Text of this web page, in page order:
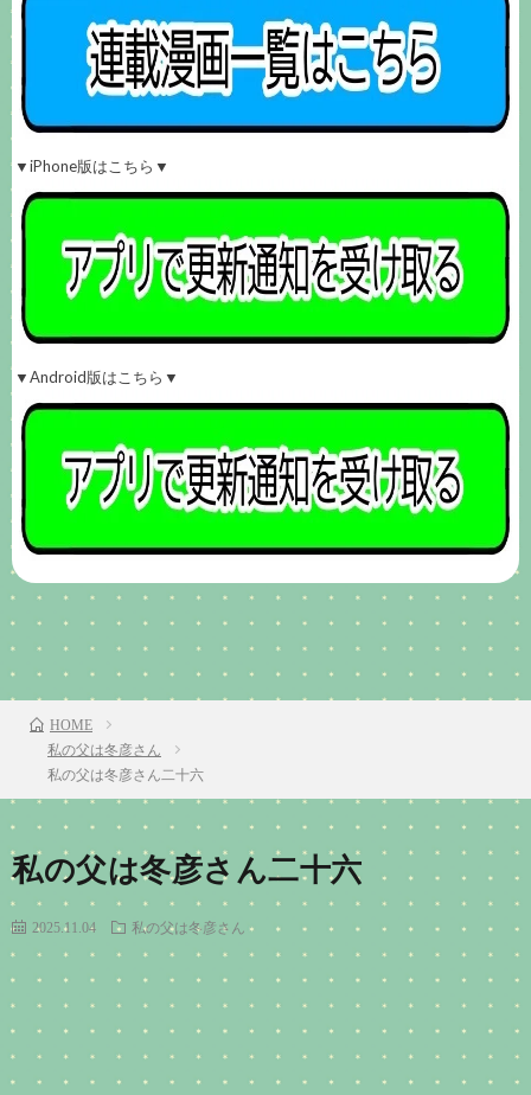
▼iPhone版はこちら▼
▼Android版はこちら▼
前のお話 TOP 次のお話
HOME
私の父は冬彦さん
私の父は冬彦さん二十六
私の父は冬彦さん二十六
2025.11.04 私の父は冬彦さん